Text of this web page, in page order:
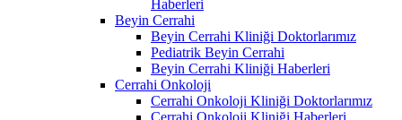
Haberleri
Beyin Cerrahi
Beyin Cerrahi Kliniği Doktorlarımız
Pediatrik Beyin Cerrahi
Beyin Cerrahi Kliniği Haberleri
Cerrahi Onkoloji
Cerrahi Onkoloji Kliniği Doktorlarımız
Cerrahi Onkoloji Kliniği Haberleri